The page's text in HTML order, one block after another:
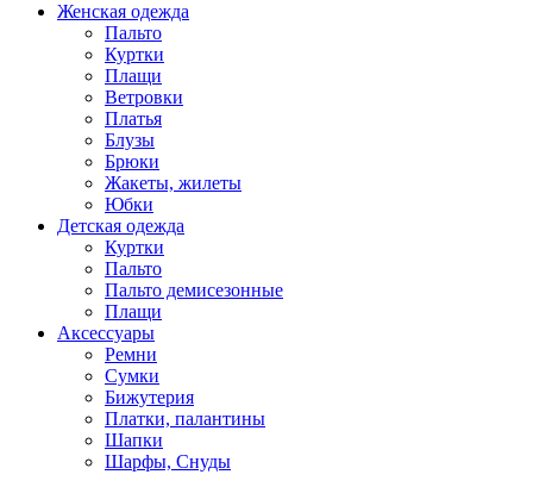
Женская одежда
Пальто
Куртки
Плащи
Ветровки
Платья
Блузы
Брюки
Жакеты, жилеты
Юбки
Детская одежда
Куртки
Пальто
Пальто демисезонные
Плащи
Аксессуары
Ремни
Сумки
Бижутерия
Платки, палантины
Шапки
Шарфы, Снуды